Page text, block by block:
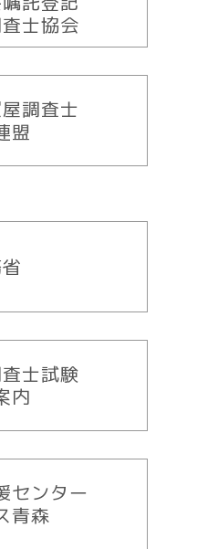
士協会
調査士
盟
士試験
内
センター
青森